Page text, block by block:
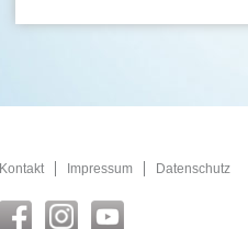
Kontakt Impressum Datenschutz